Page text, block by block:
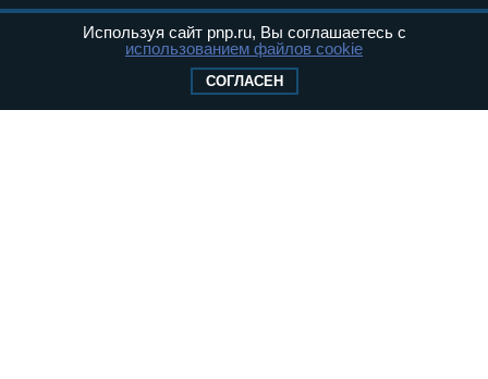
связи, информационных технологий и
массовых коммуникаций (Роскомнадзор) 05
Свидетельство о регистрации Эл № ФС77-
Используя сайт pnp.ru, Вы соглашаетесь с
использованием файлов cookie
СОГЛАСЕН